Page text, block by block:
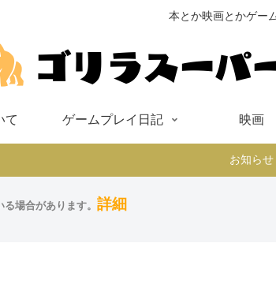
本とか映画とかゲー
て ゲームプレイ日記 映画
お知らせ
場合があります。 詳細